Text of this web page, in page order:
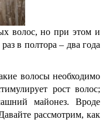
волос, но при этом и
в полтора – два года
волосы необходимо
рост волос;
майонез. Вроде
рассмотрим, как